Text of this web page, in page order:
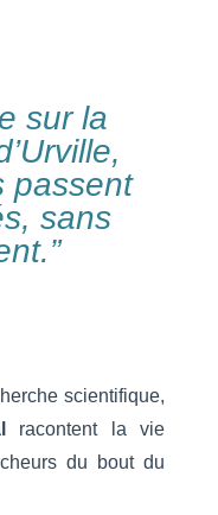
sur la
passent
sans
scientifique,
racontent la vie
du bout du